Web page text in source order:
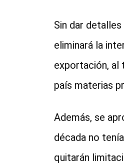
Sin dar
eliminará la
exportación, al
país materias
Además, se
década no
quitarán